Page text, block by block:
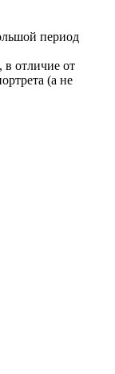
период
в отличие от
(а не